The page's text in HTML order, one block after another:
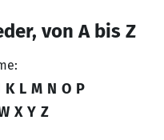
von A bis Z
K L M N O P
X Y Z